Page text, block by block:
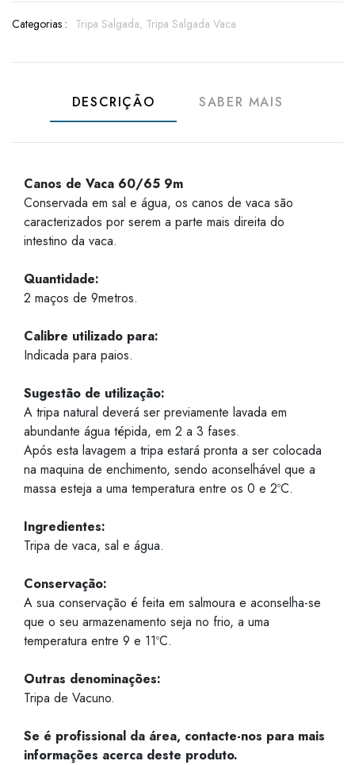
Categorias : Tripa Salgada, Tripa Salgada Vaca
DESCRIÇÃO SABER MAIS
Canos de Vaca 60/65 9m
Conservada em sal e água, os canos de vaca são
caracterizados por serem a parte mais direita do
intestino da vaca.
Quantidade:
2 maços de 9metros.
Calibre utilizado para:
Indicada para paios.
Sugestão de utilização:
A tripa natural deverá ser previamente lavada em
abundante água tépida, em 2 a 3 fases.
Após esta lavagem a tripa estará pronta a ser colocada
na maquina de enchimento, sendo aconselhável que a
massa esteja a uma temperatura entre os 0 e 2ºC.
Ingredientes:
Tripa de vaca, sal e água.
Conservação:
A sua conservação é feita em salmoura e aconselha-se
que o seu armazenamento seja no frio, a uma
temperatura entre 9 e 11ºC.
Outras denominações:
Tripa de Vacuno.
Se é profissional da área, contacte-nos para mais
informações acerca deste produto.